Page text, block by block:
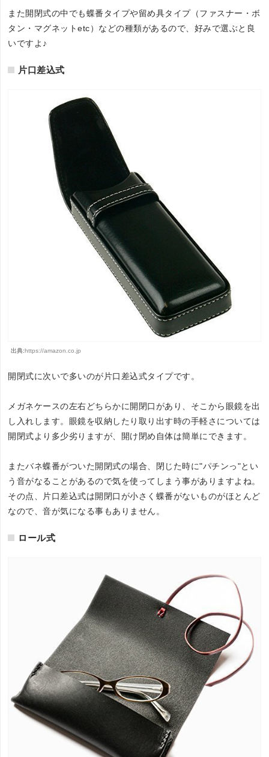
また開閉式の中でも蝶番タイプや留め具タイプ（ファスナー・ボ
タン・マグネットetc）などの種類があるので、好みで選ぶと良
いですよ♪
片口差込式
出典:https://amazon.co.jp
開閉式に次いで多いのが片口差込式タイプです。
メガネケースの左右どちらかに開閉口があり、そこから眼鏡を出
し入れします。眼鏡を収納したり取り出す時の手軽さについては
開閉式より多少劣りますが、開け閉め自体は簡単にできます。
またバネ蝶番がついた開閉式の場合、閉じた時に"パチンっ"とい
う音がなることがあるので気を使ってしまう事がありますよね。
その点、片口差込式は開閉口が小さく蝶番がないものがほとんど
なので、音が気になる事もありません。
ロール式